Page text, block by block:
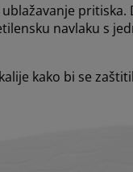
pritiska.
navlaku s
kako bi se